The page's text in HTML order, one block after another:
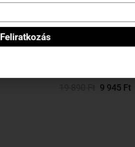
Opciók Választása
9 945 Ft
Feliratkozás